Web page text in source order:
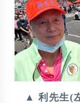
▲ 利先生(